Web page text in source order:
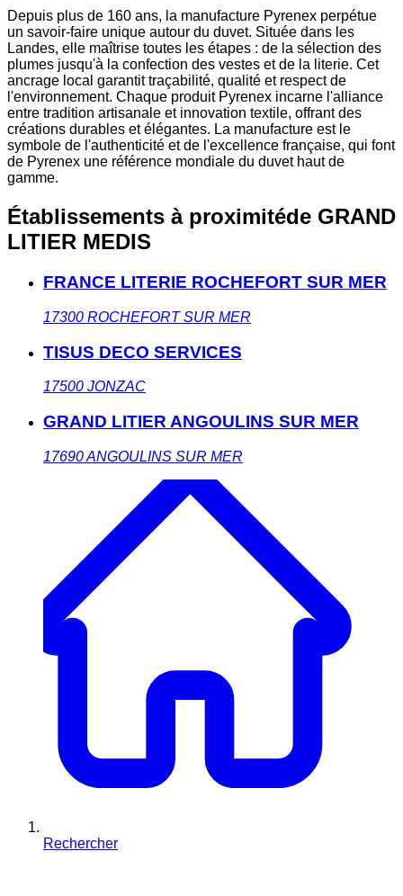
Depuis plus de 160 ans, la manufacture Pyrenex perpétue
un savoir-faire unique autour du duvet. Située dans les
Landes, elle maîtrise toutes les étapes : de la sélection des
plumes jusqu'à la confection des vestes et de la literie. Cet
ancrage local garantit traçabilité, qualité et respect de
l'environnement. Chaque produit Pyrenex incarne l'alliance
entre tradition artisanale et innovation textile, offrant des
créations durables et élégantes. La manufacture est le
symbole de l'authenticité et de l'excellence française, qui font
de Pyrenex une référence mondiale du duvet haut de
gamme.
Établissements à proximitéde GRAND
LITIER MEDIS
FRANCE LITERIE ROCHEFORT SUR MER
17300 ROCHEFORT SUR MER
TISUS DECO SERVICES
17500 JONZAC
GRAND LITIER ANGOULINS SUR MER
17690ANGOULINS SUR MER
Rechercher